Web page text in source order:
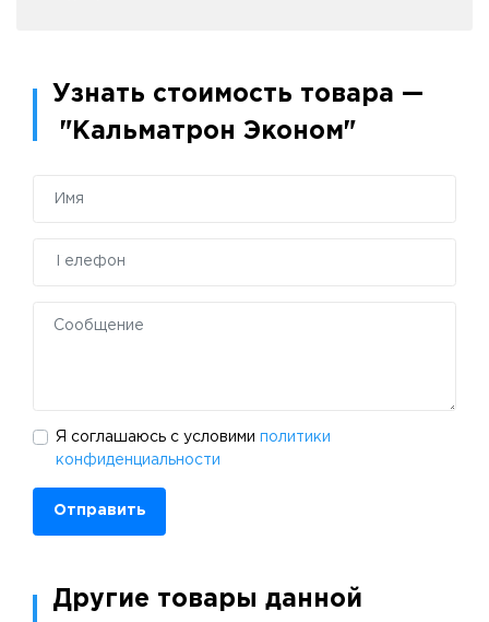
Узнать стоимость товара —
"Кальматрон Эконом"
Я соглашаюсь с условими политики
конфиденциальности
Отправить
Другие товары данной